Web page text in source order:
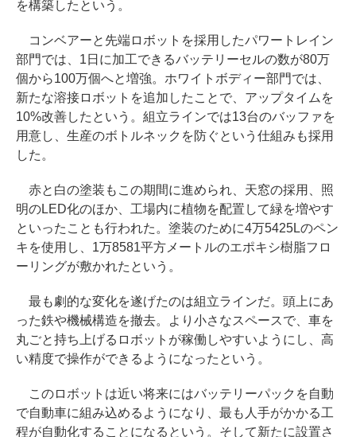
を構築したという。
コンベアーと先端ロボットを採用したパワートレイン
部門では、1日に加工できるバッテリーセルの数が80万
個から100万個へと増強。ホワイトボディー部門では、
新たな溶接ロボットを追加したことで、アップタイムを
10%改善したという。組立ラインでは13台のバッファを
用意し、生産のボトルネックを防ぐという仕組みも採用
した。
赤と白の塗装もこの期間に進められ、天窓の採用、照
明のLED化のほか、工場内に植物を配置して緑を増やす
といったことも行われた。塗装のために4万5425Lのペン
キを使用し、1万8581平方メートルのエポキシ樹脂フロ
ーリングが敷かれたという。
最も劇的な変化を遂げたのは組立ラインだ。頭上にあ
った鉄や機械構造を撤去。より小さなスペースで、車を
丸ごと持ち上げるロボットが稼働しやすいようにし、高
い精度で操作ができるようになったという。
このロボットは近い将来にはバッテリーパックを自動
で自動車に組み込めるようになり、最も人手がかかる工
程が自動化することになるという。そして新たに設置さ